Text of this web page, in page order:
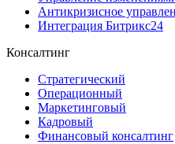
Антикризисное
Интеграция Битрикс24
Консалтинг
Стратегический
Операционный
Маркетинговый
Кадровый
Финансовый консалтинг